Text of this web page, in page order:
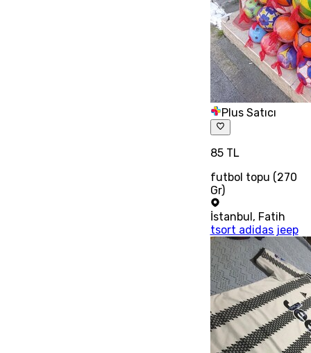
Plus Satıcı
85 TL
futbol topu (270
Gr)
İstanbul, Fatih
tsort adidas jeep